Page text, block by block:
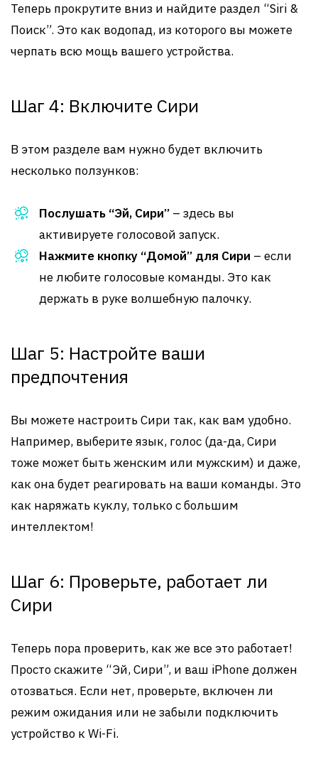
Теперь прокрутите вниз и найдите раздел “Siri &
Поиск”. Это как водопад, из которого вы можете
черпать всю мощь вашего устройства.
Шаг 4: Включите Сири
В этом разделе вам нужно будет включить
несколько ползунков:
Послушать “Эй, Сири” – здесь вы
активируете голосовой запуск.
Нажмите кнопку “Домой” для Сири – если
не любите голосовые команды. Это как
держать в руке волшебную палочку.
Шаг 5: Настройте ваши
предпочтения
Вы можете настроить Сири так, как вам удобно.
Например, выберите язык, голос (да-да, Сири
тоже может быть женским или мужским) и даже,
как она будет реагировать на ваши команды. Это
как наряжать куклу, только с большим
интеллектом!
Шаг 6: Проверьте, работает ли
Сири
Теперь пора проверить, как же все это работает!
Просто скажите “Эй, Сири”, и ваш iPhone должен
отозваться. Если нет, проверьте, включен ли
режим ожидания или не забыли подключить
устройство к Wi-Fi.